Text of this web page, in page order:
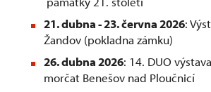
21. dubna - 23. června 2026:
Žandov (pokladna zámku)
26. dubna 2026: 14. DUO
morčat Benešov nad Ploučnicí